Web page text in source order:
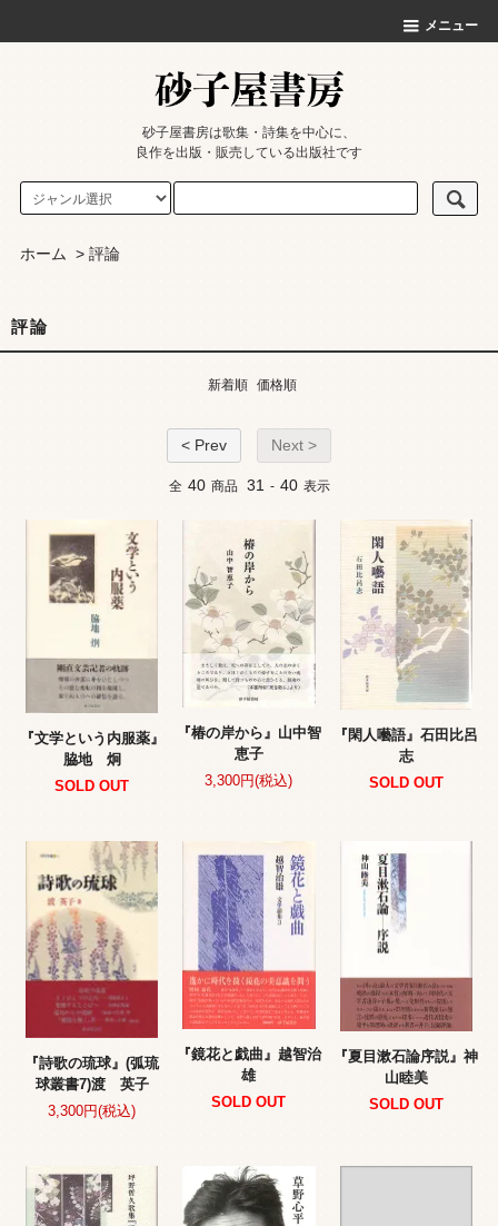
メニュー
砂子屋書房は歌集・詩集を中心に、
良作を出版・販売している出版社です
ホーム > 評論
評論
新着順 価格順
< Prev Next >
全 40 商品 31 - 40 表示
『文学という内服薬』
脇地 炯
SOLD OUT
『椿の岸から』山中智
恵子
3,300円(税込)
『閑人囈語』石田比呂
志
SOLD OUT
『詩歌の琉球』(弧琉
球叢書7)渡 英子
3,300円(税込)
『鏡花と戯曲』越智治
雄
SOLD OUT
『夏目漱石論序説』神
山睦美
SOLD OUT